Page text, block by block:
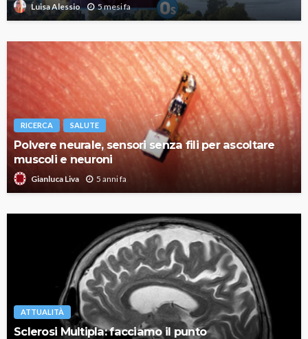
Luisa Alessio 5 mesi fa
RICERCA SALUTE
Polvere neurale, sensori senza fili per ascoltare
muscoli e neuroni
Gianluca Liva 5 anni fa
ATTUALITÀ
Sclerosi Multipla: facciamo il punto